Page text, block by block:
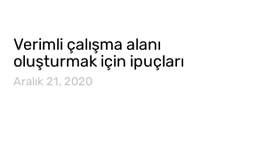
Verimli çalışma alanı
oluşturmak için ipuçları
Aralık 21, 2020